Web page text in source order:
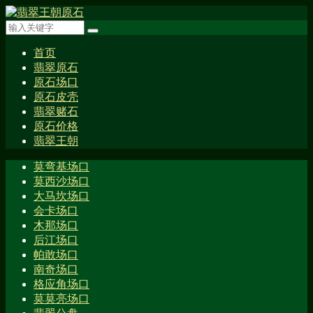
首页
翡翠原石
原石场口
原石皮壳
翡翠赌石
原石价格
翡翠王朝
莫弯基场口
莫西沙场口
大马坎场口
会卡场口
木那场口
后江场口
帕敢场口
南奇场口
格应角场口
莫莫亮场口